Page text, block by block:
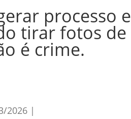
processo e
tirar fotos de
é crime.
2026 |